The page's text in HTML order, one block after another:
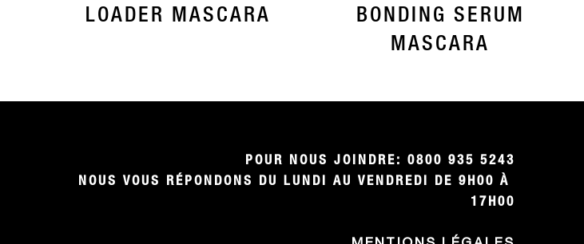
LOADER MASCARA
BONDING SERUM
MASCARA
POUR NOUS JOINDRE: 0800 935 5243
NOUS VOUS RÉPONDONS DU LUNDI AU VENDREDI DE 9H00 À
17H00